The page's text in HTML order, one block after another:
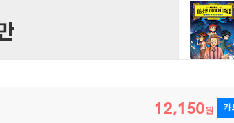
12,150원 카